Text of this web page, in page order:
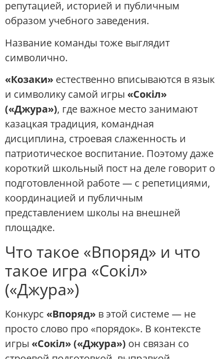
репутацией, историей и публичным
образом учебного заведения.
Название команды тоже выглядит
символично.
«Козаки» естественно вписываются в язык
и символику самой игры «Сокіл»
(«Джура»), где важное место занимают
казацкая традиция, командная
дисциплина, строевая слаженность и
патриотическое воспитание. Поэтому даже
короткий школьный пост на деле говорит о
подготовленной работе — с репетициями,
координацией и публичным
представлением школы на внешней
площадке.
Что такое «Впоряд» и что
такое игра «Сокіл»
(«Джура»)
Конкурс «Впоряд» в этой системе — не
просто слово про «порядок». В контексте
игры «Сокіл» («Джура») он связан со